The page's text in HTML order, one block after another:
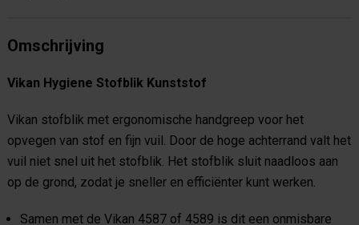
Omschrijving
Vikan Hygiene Stofblik Kunststof
Vikan stofblik met ergonomische handgreep voor het
opvegen van stof en fijn vuil. Door de hoge achterrand valt het
vuil niet snel uit het stofblik. Het stofblik sluit naadloos aan
op de grond, zodat je sneller en efficiënter kunt werken.
Samen met de Vikan 4587 of 4589 is dit een onmisbare